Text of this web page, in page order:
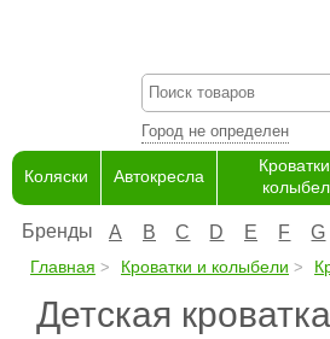
Город не определен
Коляски Автокресла
Бренды A B C D E F G
Главная Кроватки и колыбели
Детская